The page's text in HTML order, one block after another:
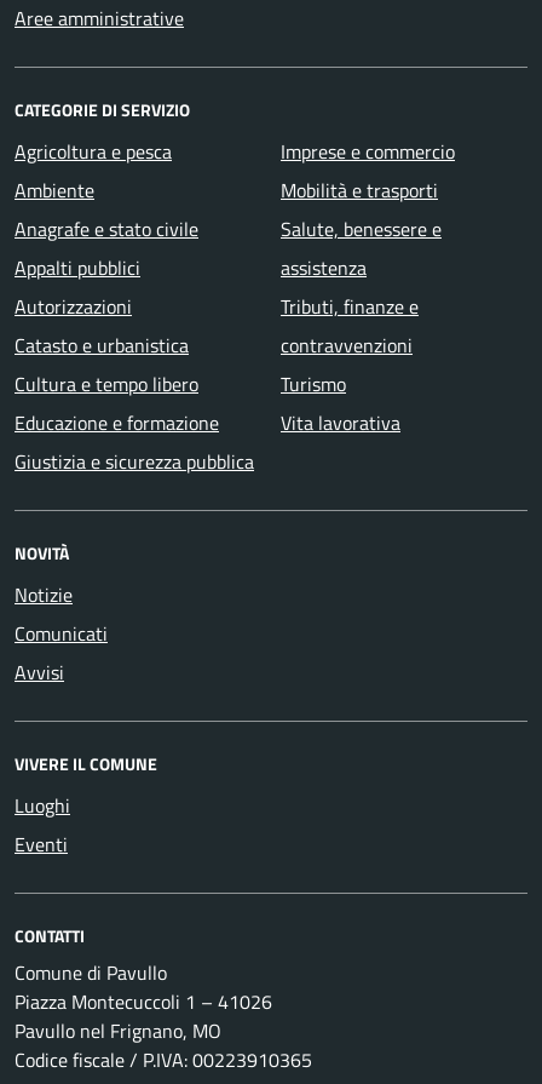
Aree amministrative
CATEGORIE DI SERVIZIO
Agricoltura e pesca
Ambiente
Anagrafe e stato civile
Appalti pubblici
Autorizzazioni
Catasto e urbanistica
Cultura e tempo libero
Educazione e formazione
Giustizia e sicurezza pubblica
Imprese e commercio
Mobilità e trasporti
Salute, benessere e
assistenza
Tributi, finanze e
contravvenzioni
Turismo
Vita lavorativa
NOVITÀ
Notizie
Comunicati
Avvisi
VIVERE IL COMUNE
Luoghi
Eventi
CONTATTI
Comune di Pavullo
Piazza Montecuccoli 1 – 41026
Pavullo nel Frignano, MO
Codice fiscale / P.IVA: 00223910365